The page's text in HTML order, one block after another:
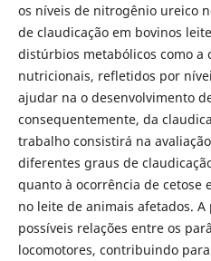
os níveis de nitrogênio ureico
de claudicação em bovinos
distúrbios metabólicos como a
nutricionais, refletidos por
ajudar na o desenvolvimento
consequentemente, da
trabalho consistirá na
diferentes graus de
quanto à ocorrência de cetose
no leite de animais afetados.
possíveis relações entre os
locomotores, contribuindo